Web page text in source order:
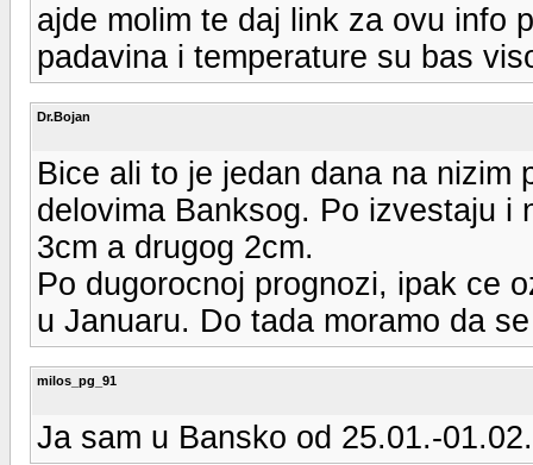
ajde molim te daj link za ovu info
padavina i temperature su bas
Dr.Bojan
Bice ali to je jedan dana na nizim
delovima Banksog. Po izvestaju i
3cm a drugog 2cm.
Po dugorocnoj prognozi, ipak ce
u Januaru. Do tada moramo da
milos_pg_91
Ja sam u Bansko od 25.01.-